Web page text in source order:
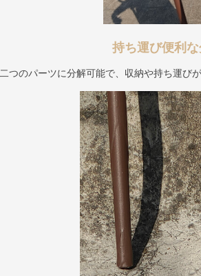
持ち運び便利
二つのパーツに分解可能で、収納や持ち運び